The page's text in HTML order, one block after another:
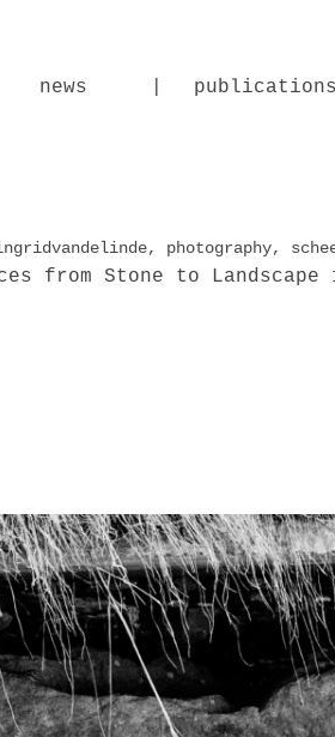
news publications
, photography,
from Stone to Landscape